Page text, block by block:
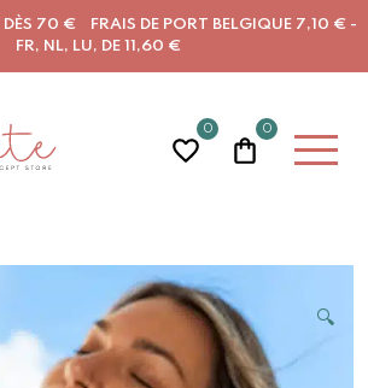
DÈS 70 € FRAIS DE PORT BELGIQUE 7,10 € -
FR, NL, LU, DE 11,60 €
0 0
🔍